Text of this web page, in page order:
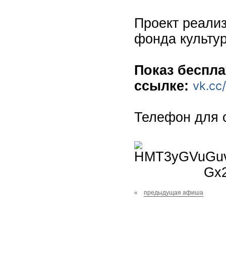
Проект
фонда
Показ
ссылке:
Телефон для
« предыдущая афиша